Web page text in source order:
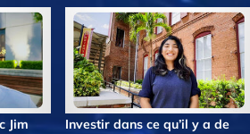
Jim
Investir dans ce qu’il y a de